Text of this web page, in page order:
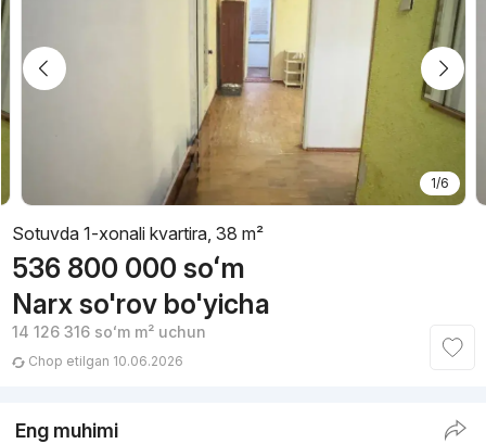
1/6
Sotuvda 1-xonali kvartira, 38 m²
536 800 000 soʻm
Narx so'rov bo'yicha
14 126 316 soʻmm² uchun
Chop etilgan 10.06.2026
Eng muhimi